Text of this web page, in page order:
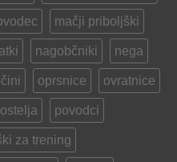
mačji priboljški
nagobčniki nega
oprsnice ovratnice
povodci
za trening